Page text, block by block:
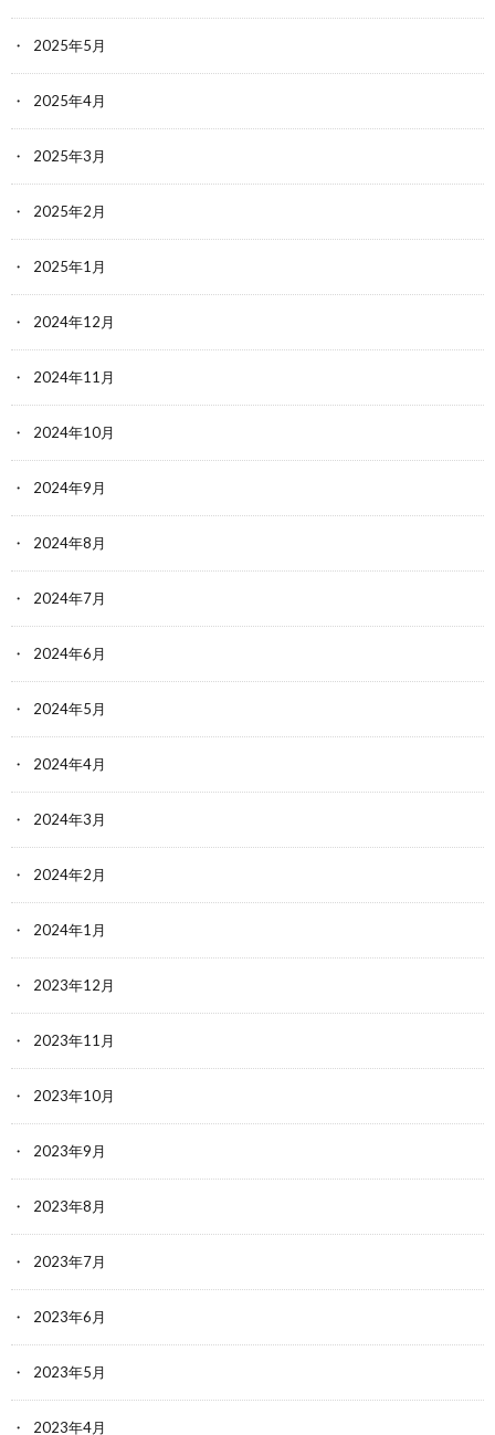
2025年5月
2025年4月
2025年3月
2025年2月
2025年1月
2024年12月
2024年11月
2024年10月
2024年9月
2024年8月
2024年7月
2024年6月
2024年5月
2024年4月
2024年3月
2024年2月
2024年1月
2023年12月
2023年11月
2023年10月
2023年9月
2023年8月
2023年7月
2023年6月
2023年5月
2023年4月